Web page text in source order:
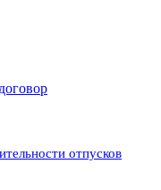
отпусков